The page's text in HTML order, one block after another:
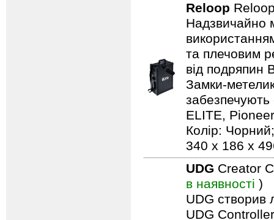
Reloop
Надзвичайно
та плечовим
від подряпин
Замки-
забезпечують
ELITE,
Колір:
340 x 186 x
UDG Creator
в наявності )
UDG створив
UDG